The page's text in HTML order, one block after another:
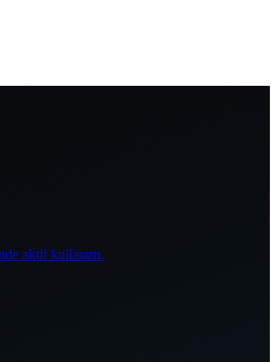
aktif kullanım.